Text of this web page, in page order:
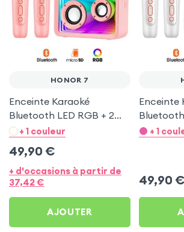
HONOR 7
Enceinte Karaoké
Bluetooth LED RGB + 2
Micros - Rose pour Honor
+ 1 couleur
49,90 €
+ d'occasions à partir de
37,42€
AJOUTER
Enceinte
Bluetooth
Micros -
+ 1
49,90 €